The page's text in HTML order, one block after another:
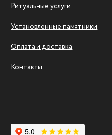
Ритуальные услуги
Установленные памятники
Оплата и доставка
Контакты